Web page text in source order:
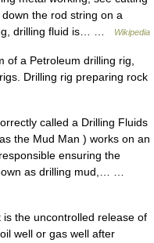
the rod string on a
drilling fluid is… …
Wikipedia
a Petroleum drilling rig,
Drilling rig preparing rock
called a Drilling Fluids
the Mud Man ) works on an
ensuring the
as drilling mud,… …
the uncontrolled release of
well or gas well after